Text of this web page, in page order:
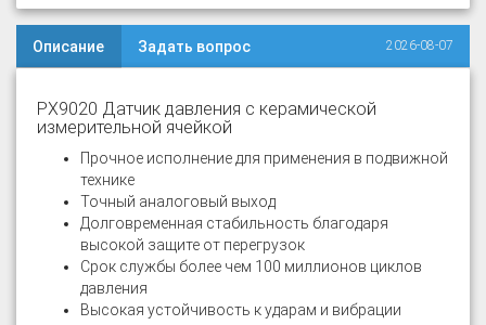
Описание Задать вопрос 2026-08-07
PX9020 Датчик давления с керамической
измерительной ячейкой
Прочное исполнение для применения в подвижной
технике
Точный аналоговый выход
Долговременная стабильность благодаря
высокой защите от перегрузок
Срок службы более чем 100 миллионов циклов
давления
Высокая устойчивость к ударам и вибрации